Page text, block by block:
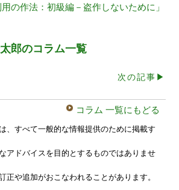
用の作法：初級編－盗作しないために」
郎のコラム一覧
次の記事▶︎
コラム 一覧にもどる
、すべて一般的な情報提供のために掲載す
アドバイスを目的とするものではありませ
正や追加がおこなわれることがあります。